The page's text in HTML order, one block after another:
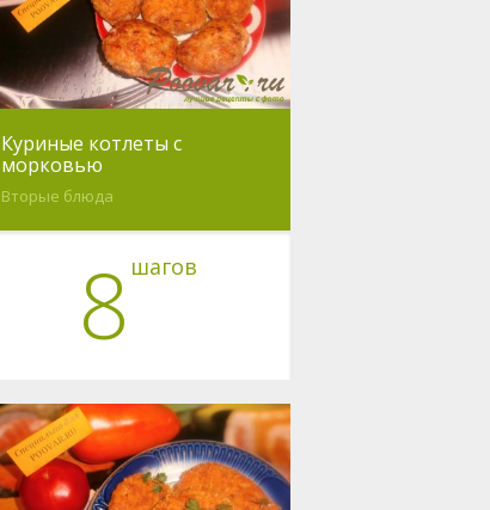
Куриные котлеты с
морковью
Вторые блюда
8 шагов